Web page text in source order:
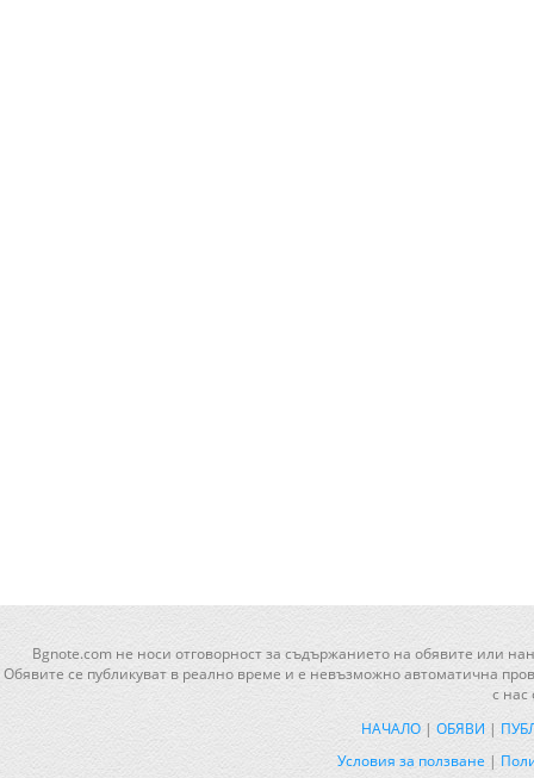
Bgnote.com не носи отговорност за съдържанието на обявите или
Обявите се публикуват в реално време и е невъзможно автоматична
с нас
НАЧАЛО | ОБЯВИ |
Условия за ползване |